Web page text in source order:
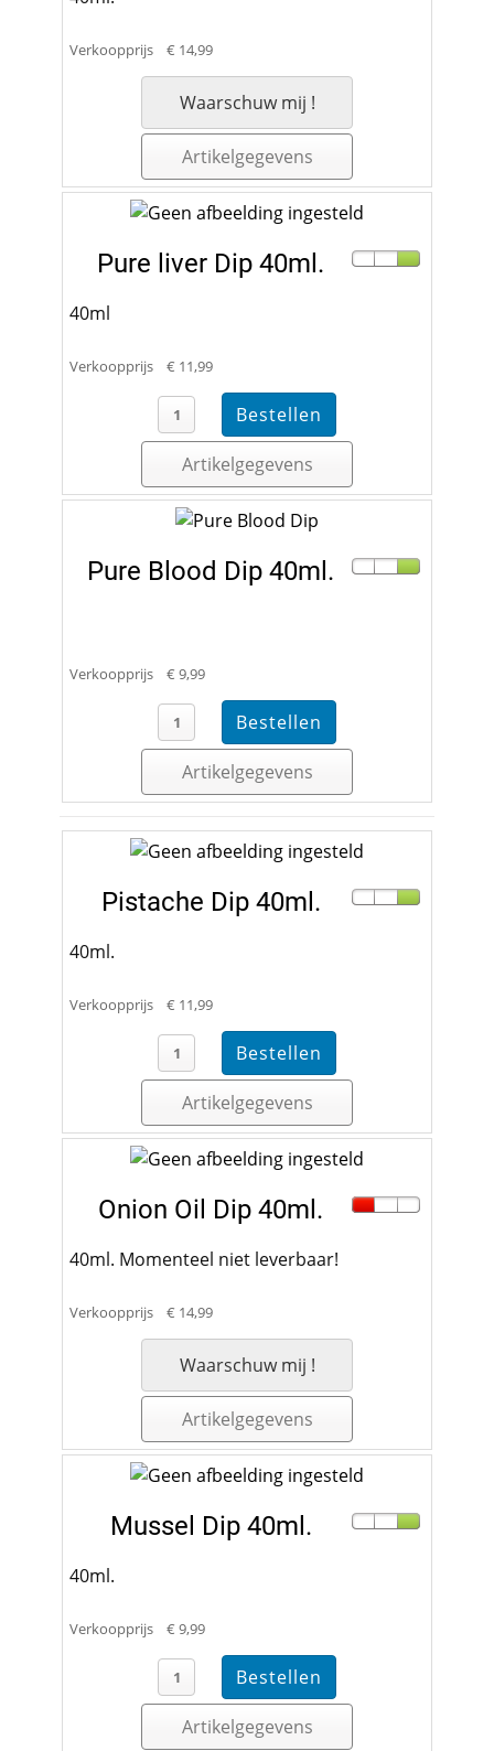
Verkoopprijs € 14,99
Waarschuw mij !
Artikelgegevens
Pure liver Dip 40ml.
40ml
Verkoopprijs € 11,99
Artikelgegevens
Pure Blood Dip 40ml.
Verkoopprijs € 9,99
Artikelgegevens
Pistache Dip 40ml.
40ml.
Verkoopprijs € 11,99
Artikelgegevens
Onion Oil Dip 40ml.
40ml. Momenteel niet leverbaar!
Verkoopprijs € 14,99
Waarschuw mij !
Artikelgegevens
Mussel Dip 40ml.
40ml.
Verkoopprijs € 9,99
Artikelgegevens